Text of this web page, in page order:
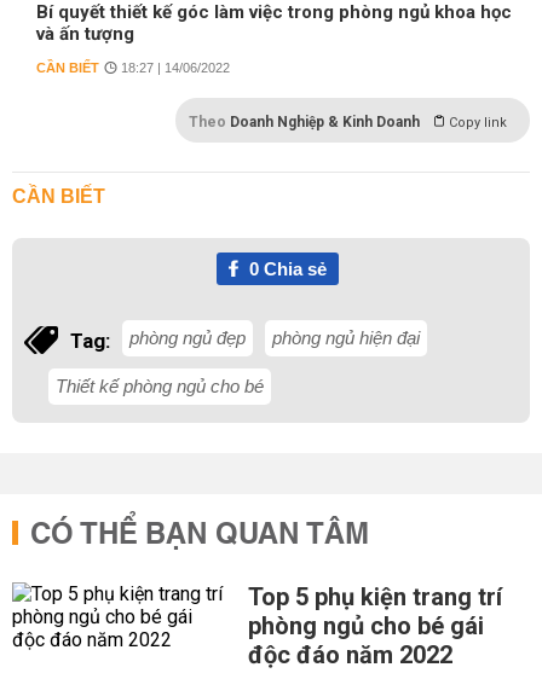
Bí quyết thiết kế góc làm việc trong phòng ngủ khoa học
và ấn tượng
CẦN BIẾT 18:27 | 14/06/2022
Theo Doanh Nghiệp & Kinh Doanh Copy link
CẦN BIẾT
0Chia sẻ
Tag: phòng ngủ đẹp phòng ngủ hiện đại
Thiết kế phòng ngủ cho bé
CÓ THỂ BẠN QUAN TÂM
Top 5 phụ kiện trang trí
phòng ngủ cho bé gái
độc đáo năm 2022